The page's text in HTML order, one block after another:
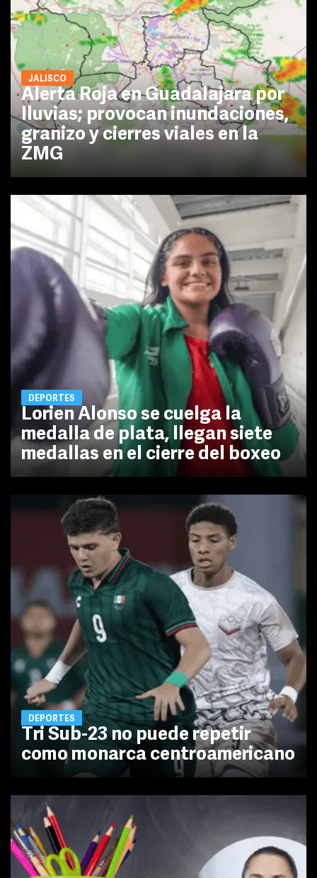
JALISCO
Alerta Roja en Guadalajara por
lluvias; provocan inundaciones,
granizo y cierres viales en la
ZMG
DEPORTES
Lorien Alonso se cuelga la
medalla de plata, llegan siete
medallas en el cierre del boxeo
DEPORTES
Tri Sub-23 no puede repetir
como monarca centroamericano